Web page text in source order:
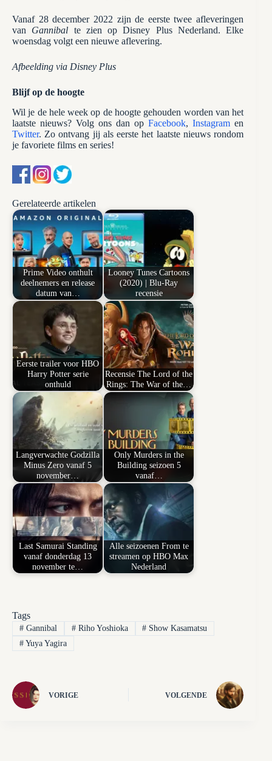
Vanaf 28 december 2022 zijn de eerste twee afleveringen
van Gannibal te zien op Disney Plus Nederland. Elke
woensdag volgt een nieuwe aflevering.
Afbeelding via Disney Plus
Blijf op de hoogte
Wil je de hele week op de hoogte gehouden worden van het
laatste nieuws? Volg ons dan opFacebook,Instagramen
Twitter. Zo ontvang jij als eerste het laatste nieuws rondom
je favoriete films en series!
Gerelateerde artikelen
Prime Video onthult
deelnemers en release
datum van…
Looney Tunes Cartoons
(2020) | Blu-Ray
recensie
Eerste trailer voor HBO
Harry Potter serie
onthuld
Recensie The Lord of the
Rings: The War of the…
Langverwachte Godzilla
Minus Zero vanaf 5
november…
Only Murders in the
Building seizoen 5
vanaf…
Last Samurai Standing
vanaf donderdag 13
november te…
Alle seizoenen From te
streamen op HBO Max
Nederland
Tags
#Gannibal #Riho Yoshioka # Show Kasamatsu
#Yuya Yagira
VORIGE VOLGENDE